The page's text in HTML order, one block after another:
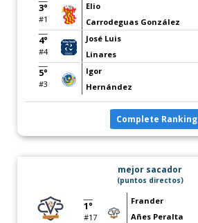
3°
#1
Elio
Carrodeguas González
4°
#4
José Luis
Linares
5°
#3
Igor
Hernández
Complete Ranking
mejor sacador
(puntos directos)
1°
#17
Frander
Añes Peralta